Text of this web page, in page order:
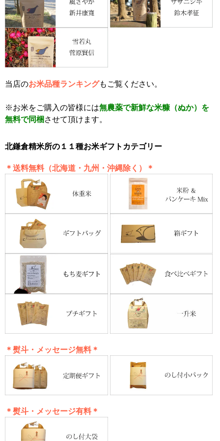
当店のお米品種ランキングもご覧ください。
※お米をご購入の皆様には無農薬で新鮮な米糠（ぬか）を
無料で同梱 させて頂けます。
北鎌倉精米所の１１種お米ギフトカテゴリー
＊送料無料（北海道・九州・沖縄除く）＊
＊熨斗・メッセージ無料＊
＊熨斗・メッセージ有料＊